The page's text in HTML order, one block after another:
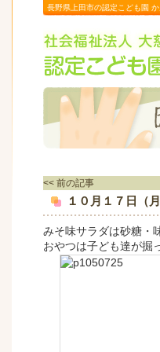
長野県上田市の認定こども園
<< 前の記事
１０月１７日（
みそ味サラダは砂糖・
おやつは子ども達が掘